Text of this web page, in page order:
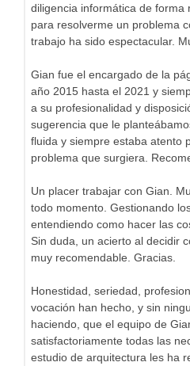
diligencia informática de forma
para resolverme un problema
trabajo ha sido espectacular.
Gian fue el encargado de la
año 2015 hasta el 2021 y
a su profesionalidad y
sugerencia que le
fluida y siempre estaba atento
problema que surgiera.
Un placer trabajar con Gian.
todo momento. Gestionando
entendiendo como hacer las
Sin duda, un acierto al decidir
muy recomendable. Gracias.
Honestidad, seriedad,
vocación han hecho, y sin
haciendo, que el equipo de
satisfactoriamente todas las
estudio de arquitectura les ha